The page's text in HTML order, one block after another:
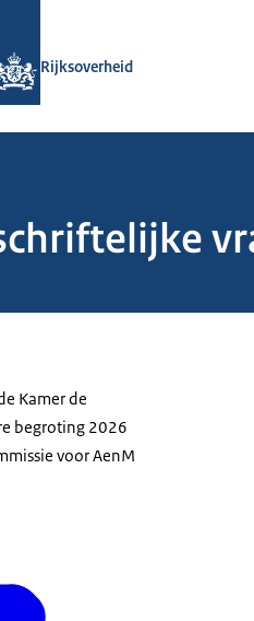
Rijksoverheid
Kamer de
begroting 2026
voor AenM